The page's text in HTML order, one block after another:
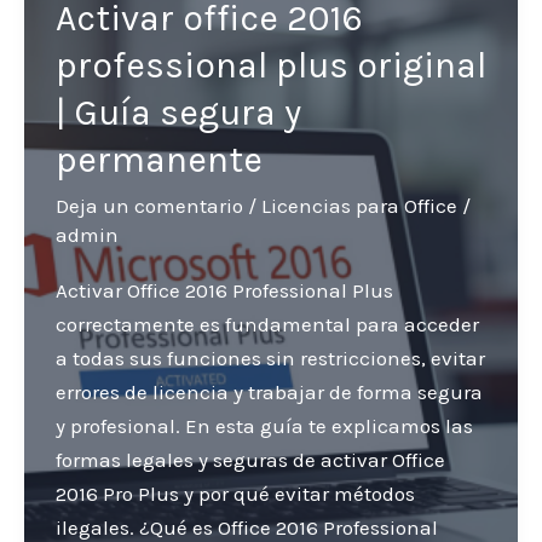
Activar office 2016
professional plus original
| Guía segura y
permanente
Deja un comentario / Licencias para Office /
admin
Activar Office 2016 Professional Plus
correctamente es fundamental para acceder
a todas sus funciones sin restricciones, evitar
errores de licencia y trabajar de forma segura
y profesional. En esta guía te explicamos las
formas legales y seguras de activar Office
2016 Pro Plus y por qué evitar métodos
ilegales. ¿Qué es Office 2016 Professional